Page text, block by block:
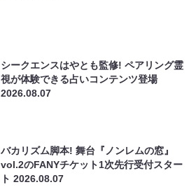
シークエンスはやとも監修! ペアリング霊
視が体験できる占いコンテンツ登場
2026.08.07
バカリズム脚本! 舞台『ノンレムの窓』
vol.2のFANYチケット1次先行受付スター
ト2026.08.07